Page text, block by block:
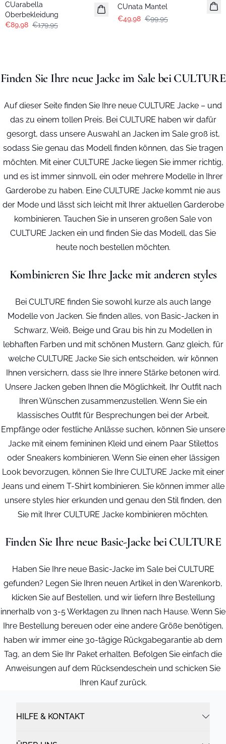
CUarabella
Oberbekleidung
€89,98 €179,95
CUnata Mantel
€49,98 €99,95
Finden Sie Ihre neue Jacke im Sale bei CULTURE
Auf dieser Seite finden Sie Ihre neue CULTURE Jacke – und
das zu einem tollen Preis. Bei CULTURE haben wir dafür
gesorgt, dass unsere Auswahl an Jacken im Sale groß ist,
sodass Sie genau das Modell finden können, das Sie tragen
möchten. Mit einer CULTURE Jacke liegen Sie immer richtig,
und es ist immer sinnvoll, ein oder mehrere Modelle in Ihrer
Garderobe zu haben. Eine CULTURE Jacke kommt nie aus
der Mode und lässt sich leicht mit Ihrer aktuellen Garderobe
kombinieren. Tauchen Sie in unseren großen Sale von
CULTURE Jacken ein und finden Sie das Modell, das Sie
heute noch bestellen möchten.
Kombinieren Sie Ihre Jacke mit anderen styles
Bei CULTURE finden Sie sowohl kurze als auch lange
Modelle von Jacken. Sie finden alles, von Basic-Jacken in
Schwarz, Weiß, Beige und Grau bis hin zu Modellen in
lebhaften Farben und mit schönen Mustern. Ganz gleich, für
welche CULTURE Jacke Sie sich entscheiden, wir können
Ihnen versichern, dass sie Ihre innere Stärke betonen wird.
Unsere Jacken geben Ihnen die Möglichkeit, Ihr Outfit nach
Ihren Wünschen zusammenzustellen. Wenn Sie ein
klassisches Outfit für Besprechungen bei der Arbeit,
Empfänge oder festliche Anlässe suchen, können Sie unsere
Jacke mit einem femininen Kleid und einem Paar Stilettos
oder Sneakers kombinieren. Wenn Sie einen eher lässigen
Look bevorzugen, können Sie Ihre CULTURE Jacke mit einer
Jeans und einem T-Shirt kombinieren. Sie können immer alle
unsere styles hier erkunden und genau den Stil finden, den
Sie mit Ihrer CULTURE Jacke kombinieren möchten.
Finden Sie Ihre neue Basic-Jacke bei CULTURE
Haben Sie Ihre neue Basic-Jacke im Sale bei CULTURE
gefunden? Legen Sie Ihren neuen Artikel in den Warenkorb,
klicken Sie auf Bestellen, und wir liefern Ihre Bestellung
innerhalb von 3-5 Werktagen zu Ihnen nach Hause. Wenn Sie
Ihre Bestellung bereuen oder eine andere Größe benötigen,
haben wir immer eine 30-tägige Rückgabegarantie ab dem
Tag, an dem Sie Ihr Paket erhalten. Befolgen Sie einfach die
Anweisungen auf dem Rücksendeschein und schicken Sie
Ihren Kauf zurück.
HILFE & KONTAKT